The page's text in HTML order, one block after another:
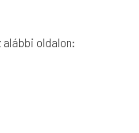
alábbi oldalon: